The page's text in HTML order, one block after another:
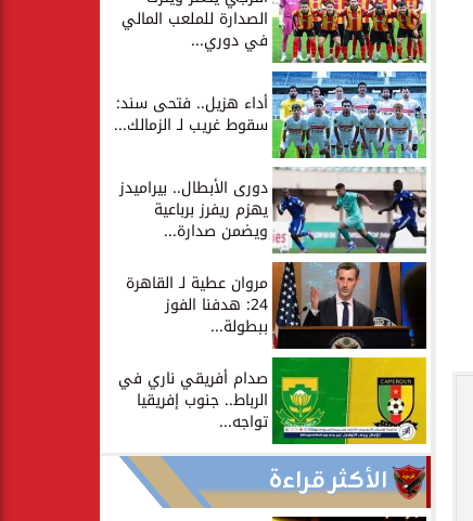
الصدارة للملعب المالي
في دوري...
أداء هزيل.. فتحى سند:
سقوط غريب لـ الزمالك...
دورى الأبطال.. بيراميدز
يهزم ريفرز برباعية
ويضمن صدارة...
مروان عطية لـ القاهرة
24: هدفنا الفوز
ببطولة...
صدام أفريقي ناري في
الرباط.. جنوب إفريقيا
تواجه...
الأكثر قراءة